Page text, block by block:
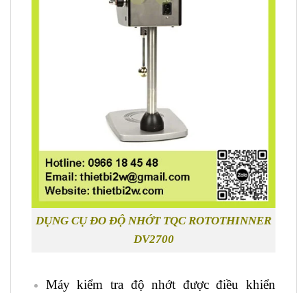
DỤNG CỤ ĐO ĐỘ NHỚT TQC ROTOTHINNER
DV2700
Máy kiểm tra độ nhớt được điều khiển